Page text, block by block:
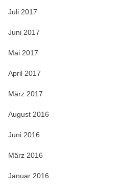
Juli 2017
Juni 2017
Mai 2017
April 2017
März 2017
August 2016
Juni 2016
März 2016
Januar 2016